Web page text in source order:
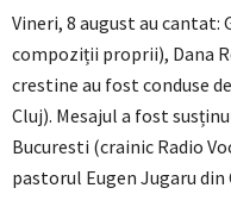
Vineri, 8 august au cantat:
compoziții proprii), Dana
crestine au fost conduse
Cluj). Mesajul a fost
Bucuresti (crainic Radio
pastorul Eugen Jugaru din